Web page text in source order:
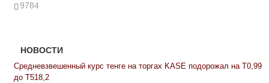
9784
НОВОСТИ
Средневзвешенный курс тенге на торгах KASE подорожал на Т0,99
до Т518,2